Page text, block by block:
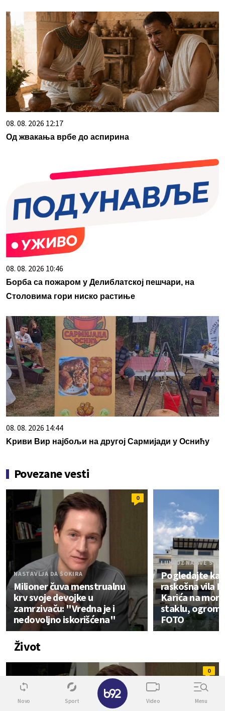
08. 08. 2026 12:17
Од жвакања врбе до аспирина
08. 08. 2026 10:46
Борба са пожаром у Делиблатској пешчари, на
Столовима гори ниско растиње
08. 08. 2026 14:44
Kриви Вир најбољи на другој Сармијади у Оснићу
Povezane vesti
0
NASTAVLJA DA ŠOKIRA
Milioner čuva menstrualnu
krv svoje devojke u
zamrzivaču: "Vredna je i
nedovoljno iskorišćena"
LUKSUZ NA SVE
Pogledajte
raskošna vila
Karića na
staklu,
FOTO
Život
0
Novo Sport Video Menu
✕